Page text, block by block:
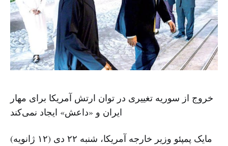
خروج از سوریه تغییری در توان ارتش آمریکا برای مهار
ایران و «داعش» ایجاد نمی‌کند
مایک پمپئو وزیر خارجه آمریکا، شنبه ۲۲ دی (۱۲ ژانویه)